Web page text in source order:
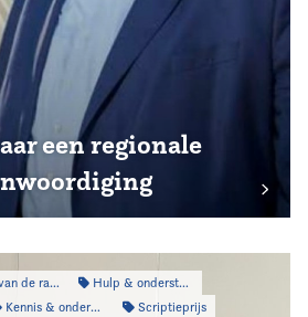
een regionale
de raad
Hulp & ondersteuning
Kennis & onderzoek Scriptieprijs